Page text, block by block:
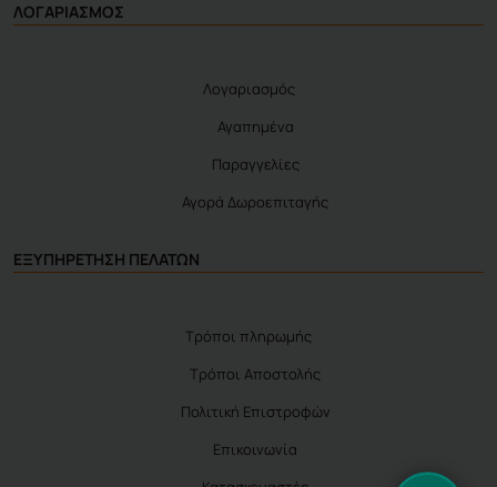
ΛΟΓΑΡΙΑΣΜΟΣ
Λογαριασμός
Αγαπημένα
Παραγγελίες
Αγορά Δωροεπιταγής
ΕΞΥΠΗΡΕΤΗΣΗ ΠΕΛΑΤΩΝ
Τρόποι πληρωμής
Τρόποι Αποστολής
Πολιτική Επιστροφών
Επικοινωνία